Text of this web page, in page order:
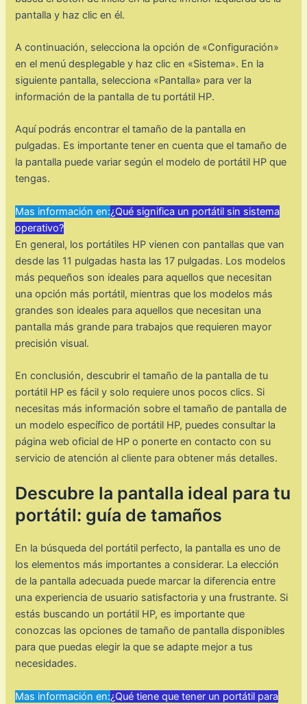
pantalla y haz clic en él.
A continuación, selecciona la opción de «Configuración»
en el menú desplegable y haz clic en «Sistema». En la
siguiente pantalla, selecciona «Pantalla» para ver la
información de la pantalla de tu portátil HP.
Aquí podrás encontrar el tamaño de la pantalla en
pulgadas. Es importante tener en cuenta que el tamaño de
la pantalla puede variar según el modelo de portátil HP que
tengas.
Mas información en:¿Qué significa un portátil sin sistema
operativo?
En general, los portátiles HP vienen con pantallas que van
desde las 11 pulgadas hasta las 17 pulgadas. Los modelos
más pequeños son ideales para aquellos que necesitan
una opción más portátil, mientras que los modelos más
grandes son ideales para aquellos que necesitan una
pantalla más grande para trabajos que requieren mayor
precisión visual.
En conclusión, descubrir el tamaño de la pantalla de tu
portátil HP es fácil y solo requiere unos pocos clics. Si
necesitas más información sobre el tamaño de pantalla de
un modelo específico de portátil HP, puedes consultar la
página web oficial de HP o ponerte en contacto con su
servicio de atención al cliente para obtener más detalles.
Descubre la pantalla ideal para tu
portátil: guía de tamaños
En la búsqueda del portátil perfecto, la pantalla es uno de
los elementos más importantes a considerar. La elección
de la pantalla adecuada puede marcar la diferencia entre
una experiencia de usuario satisfactoria y una frustrante. Si
estás buscando un portátil HP, es importante que
conozcas las opciones de tamaño de pantalla disponibles
para que puedas elegir la que se adapte mejor a tus
necesidades.
Mas información en:¿Qué tiene que tener un portátil para